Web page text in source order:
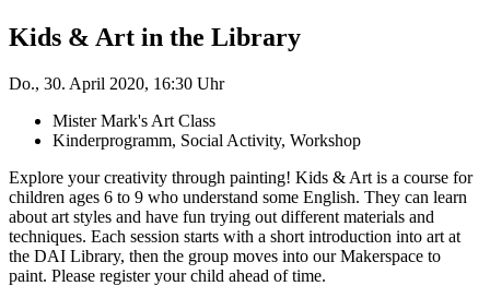
Kids & Art in the Library
Do., 30. April 2020, 16:30 Uhr
Mister Mark's Art Class
Kinderprogramm, Social Activity, Workshop
Explore your creativity through painting! Kids & Art is a course for
children ages 6 to 9 who understand some English. They can learn
about art styles and have fun trying out different materials and
techniques. Each session starts with a short introduction into art at
the DAI Library, then the group moves into our Makerspace to
paint. Please register your child ahead of time.